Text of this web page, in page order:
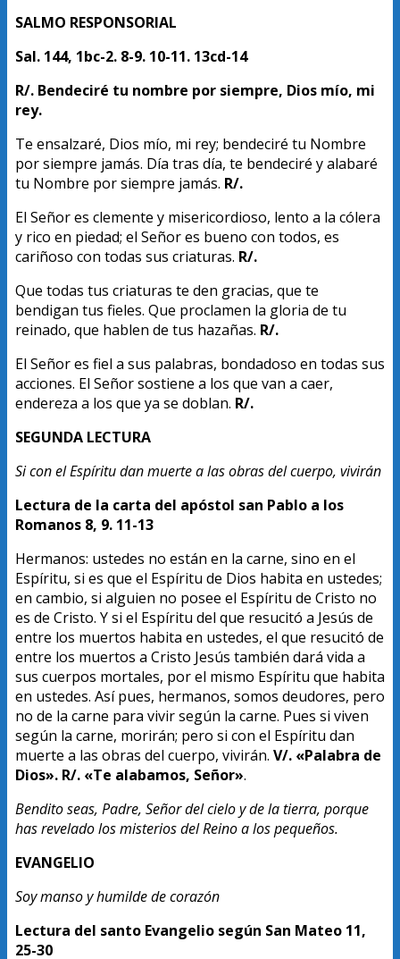
SALMO RESPONSORIAL
Sal. 144, 1bc-2. 8-9. 10-11. 13cd-14
R/. Bendeciré tu nombre por siempre, Dios mío, mi
rey.
Te ensalzaré, Dios mío, mi rey; bendeciré tu Nombre
por siempre jamás. Día tras día, te bendeciré y alabaré
tu Nombre por siempre jamás. R/.
El Señor es clemente y misericordioso, lento a la cólera
y rico en piedad; el Señor es bueno con todos, es
cariñoso con todas sus criaturas. R/.
Que todas tus criaturas te den gracias, que te
bendigan tus fieles. Que proclamen la gloria de tu
reinado, que hablen de tus hazañas. R/.
El Señor es fiel a sus palabras, bondadoso en todas sus
acciones. El Señor sostiene a los que van a caer,
endereza a los que ya se doblan. R/.
SEGUNDA LECTURA
Si con el Espíritu dan muerte a las obras del cuerpo, vivirán
Lectura de la carta del apóstol san Pablo a los
Romanos 8, 9. 11-13
Hermanos: ustedes no están en la carne, sino en el
Espíritu, si es que el Espíritu de Dios habita en ustedes;
en cambio, si alguien no posee el Espíritu de Cristo no
es de Cristo. Y si el Espíritu del que resucitó a Jesús de
entre los muertos habita en ustedes, el que resucitó de
entre los muertos a Cristo Jesús también dará vida a
sus cuerpos mortales, por el mismo Espíritu que habita
en ustedes. Así pues, hermanos, somos deudores, pero
no de la carne para vivir según la carne. Pues si viven
según la carne, morirán; pero si con el Espíritu dan
muerte a las obras del cuerpo, vivirán. V/. «Palabra de
Dios». R/. «Te alabamos, Señor».
Bendito seas, Padre, Señor del cielo y de la tierra, porque
has revelado los misterios del Reino a los pequeños.
EVANGELIO
Soy manso y humilde de corazón
Lectura del santo Evangelio según San Mateo 11,
25-30